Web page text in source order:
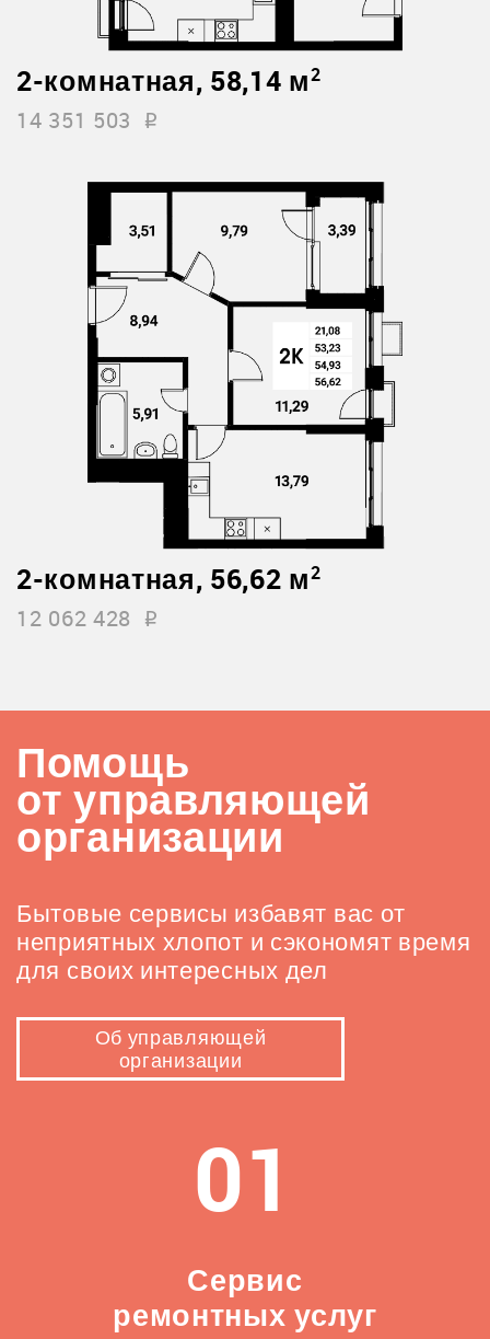
2-комнатная, 58,14 м2
14 351 503 i
2-комнатная, 56,62 м2
12 062 428 i
Помощь
от управляющей
организации
Бытовые сервисы избавят вас от
неприятных хлопот и сэкономят время
для своих интересных дел
Об управляющей
организации
01
Сервис
ремонтных услуг